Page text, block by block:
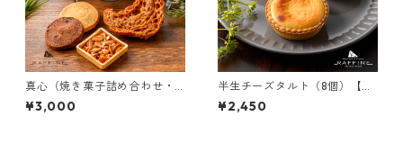
真心（焼き菓子詰め合わせ・11
個）【冷蔵】
¥3,000
半生チーズタルト（8個）【冷
凍】
¥2,450